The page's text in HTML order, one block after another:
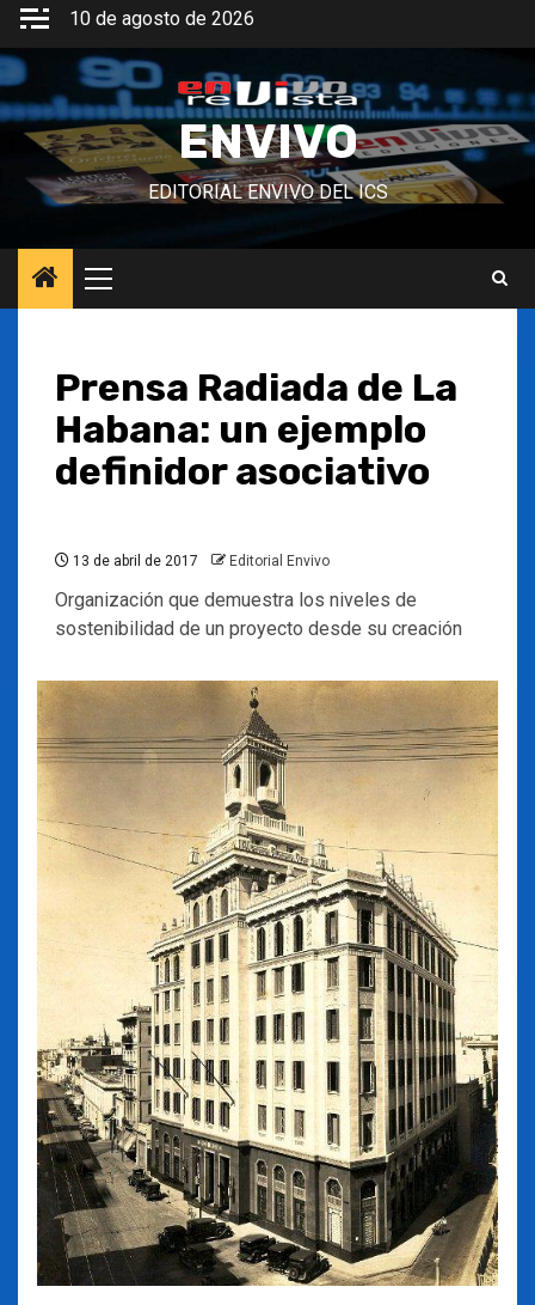
Saltar
contenido
10 de agosto de 2026
ENVIVO
EDITORIAL ENVIVO DEL ICS
Menú
principal
Prensa Radiada de La
Habana: un ejemplo
definidor asociativo
13 de abril de 2017 Editorial Envivo
Organización que demuestra los niveles de
sostenibilidad de un proyecto desde su creación